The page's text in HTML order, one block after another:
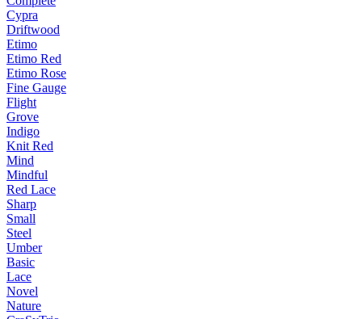
Cypra
Driftwood
Etimo
Etimo Red
Etimo Rose
Fine Gauge
Flight
Grove
Indigo
Knit Red
Mind
Mindful
Red Lace
Sharp
Small
Steel
Umber
Basic
Lace
Novel
Nature